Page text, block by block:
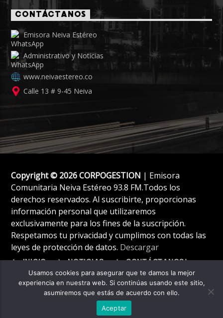
CONTÁCTANOS
Emisora Neiva Estéreo
Administrativo y Noticias
www.neivaestereo.co
Calle 13 # 9-45 Neiva
Copyright © 2026 CORPOGESTION | Emisora
Comunitaria Neiva Estéreo 93.8 FM.Todos los
derechos reservados. Al suscribirte, proporcionas
información personal que utilizaremos
exclusivamente para los fines de la suscripción.
Respetamos tu privacidad y cumplimos con todas las
leyes de protección de datos. Descargar
INICIO NOTICIAS CONTÁCTANOS!
Usamos cookies para asegurar que te damos la mejor
experiencia en nuestra web. Si continúas usando este sitio,
asumiremos que estás de acuerdo con ello.
Aceptar